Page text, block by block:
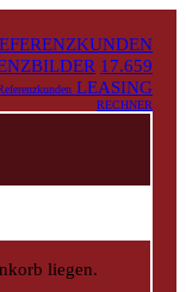
17.659
LEASING
RECHNER
liegen.